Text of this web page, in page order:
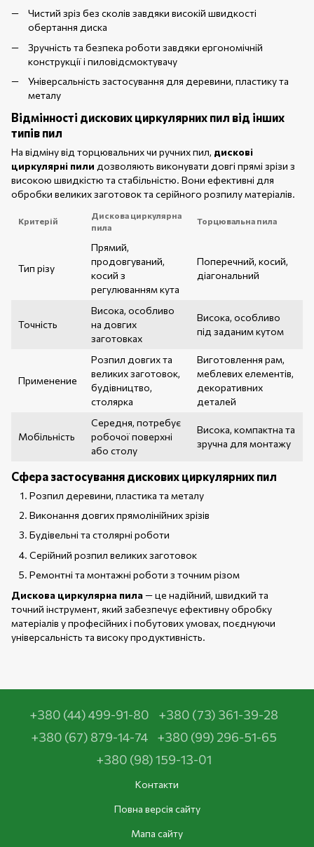
Чистий зріз без сколів завдяки високій швидкості
обертання диска
Зручність та безпека роботи завдяки ергономічній
конструкції і пиловідсмоктувачу
Універсальність застосування для деревини, пластику та
металу
Відмінності дискових циркулярних пил від інших
типів пил
На відміну від торцювальних чи ручних пил, дискові
циркулярні пили дозволяють виконувати довгі прямі зрізи з
високою швидкістю та стабільністю. Вони ефективні для
обробки великих заготовок та серійного розпилу матеріалів.
Критерій
Дискова циркулярна
пила
Торцювальна пила
Тип різу
Прямий,
продовгуваний,
косий з
регулюванням кута
Поперечний, косий,
діагональний
Точність
Висока, особливо
на довгих
заготовках
Висока, особливо
під заданим кутом
Применение
Розпил довгих та
великих заготовок,
будівництво,
столярка
Виготовлення рам,
меблевих елементів,
декоративних
деталей
Мобільність
Середня, потребує
робочої поверхні
або столу
Висока, компактна та
зручна для монтажу
Сфера застосування дискових циркулярних пил
Розпил деревини, пластика та металу
Виконання довгих прямолінійних зрізів
Будівельні та столярні роботи
Серійний розпил великих заготовок
Ремонтні та монтажні роботи з точним різом
Дискова циркулярна пила— це надійний, швидкий та
точний інструмент, який забезпечує ефективну обробку
матеріалів у професійних і побутових умовах, поєднуючи
універсальність та високу продуктивність.
+380 (44) 499-91-80
+380 (73) 361-39-28
+380 (67) 879-14-74
+380 (99) 296-51-65
+380 (98) 159-13-01
Контакти
Повна версія сайту
Мапа сайту